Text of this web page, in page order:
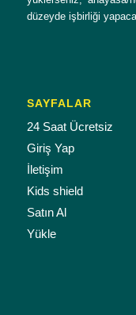
düzeyde işbirliği
SAYFALAR
24 Saat Ücretsiz
Giriş Yap
İletişim
Kids shield
Satın Al
Yükle